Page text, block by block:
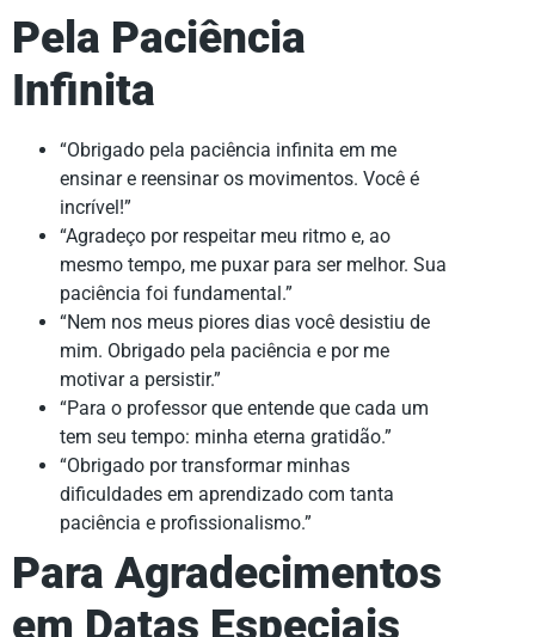
Pela Paciência
Infinita
“Obrigado pela paciência infinita em me
ensinar e reensinar os movimentos. Você é
incrível!”
“Agradeço por respeitar meu ritmo e, ao
mesmo tempo, me puxar para ser melhor. Sua
paciência foi fundamental.”
“Nem nos meus piores dias você desistiu de
mim. Obrigado pela paciência e por me
motivar a persistir.”
“Para o professor que entende que cada um
tem seu tempo: minha eterna gratidão.”
“Obrigado por transformar minhas
dificuldades em aprendizado com tanta
paciência e profissionalismo.”
Para Agradecimentos
em Datas Especiais